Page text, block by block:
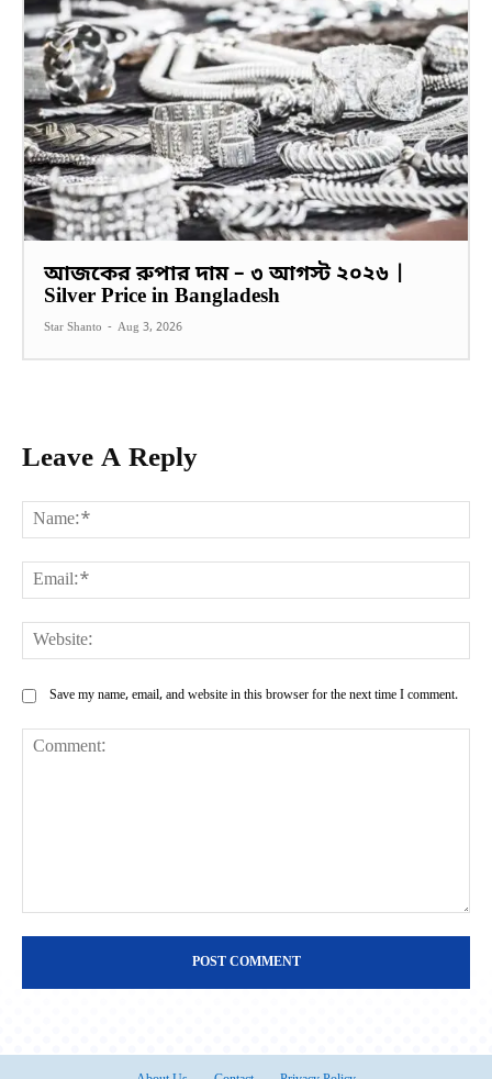
আজকের রুপার দাম – ৩ আগস্ট ২০২৬ |
Silver Price in Bangladesh
Star Shanto - Aug 3, 2026
Leave A Reply
Save my name, email, and website in this browser for the next time I comment.